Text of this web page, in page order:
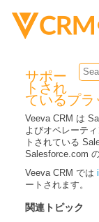
サポー
トされ
ているプラ
Veeva CRM は
よびオペレーテ
トされている
Salesforce.com
Veeva CRM では
ートされます。
関連トピック
フィー